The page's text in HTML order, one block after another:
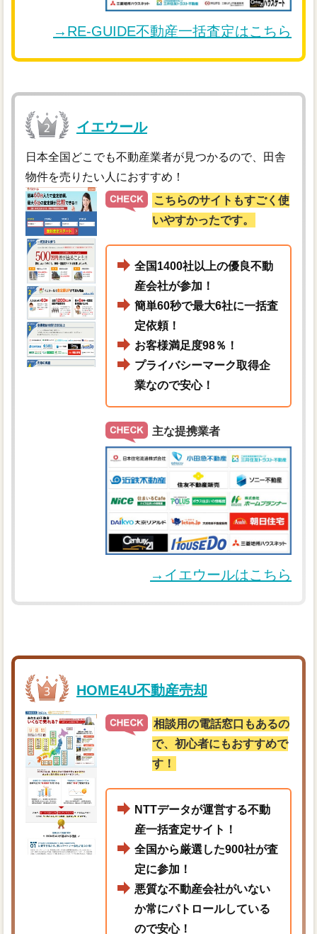
→RE-GUIDE不動産一括査定はこちら
イエウール
日本全国どこでも不動産業者が見つかるので、田舎
物件を売りたい人におすすめ！
こちらのサイトもすごく使
いやすかったです。
全国1400社以上の優良不動
産会社が参加！
簡単60秒で最大6社に一括査
定依頼！
お客様満足度98％！
プライバシーマーク取得企
業なので安心！
主な提携業者
→イエウールはこちら
HOME4U不動産売却
相談用の電話窓口もあるの
で、初心者にもおすすめで
す！
NTTデータが運営する不動
産一括査定サイト！
全国から厳選した900社が査
定に参加！
悪質な不動産会社がいない
か常にパトロールしている
ので安心！